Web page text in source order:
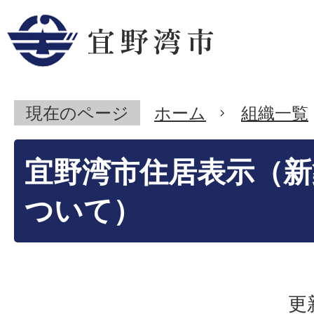
現在のページ ホーム 組織一覧
宜野湾市住居表示（
ついて）
更